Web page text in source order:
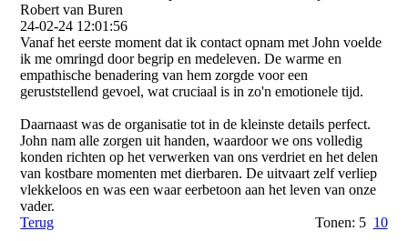
Robert van Buren
24-02-24 12:01:56
Vanaf het eerste moment dat ik contact opnam met John voelde
ik me omringd door begrip en medeleven. De warme en
empathische benadering van hem zorgde voor een
geruststellend gevoel, wat cruciaal is in zo'n emotionele tijd.
Daarnaast was de organisatie tot in de kleinste details perfect.
John nam alle zorgen uit handen, waardoor we ons volledig
konden richten op het verwerken van ons verdriet en het delen
van kostbare momenten met dierbaren. De uitvaart zelf verliep
vlekkeloos en was een waar eerbetoon aan het leven van onze
vader.
Terug
Tonen: 5 10